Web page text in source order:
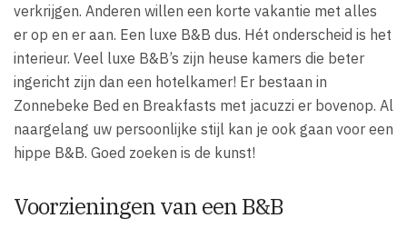
verkrijgen. Anderen willen een korte vakantie met alles
er op en er aan. Een luxe B&B dus. Hét onderscheid is het
interieur. Veel luxe B&B’s zijn heuse kamers die beter
ingericht zijn dan een hotelkamer! Er bestaan in
Zonnebeke Bed en Breakfasts met jacuzzi er bovenop. Al
naargelang uw persoonlijke stijl kan je ook gaan voor een
hippe B&B. Goed zoeken is de kunst!
Voorzieningen van een B&B